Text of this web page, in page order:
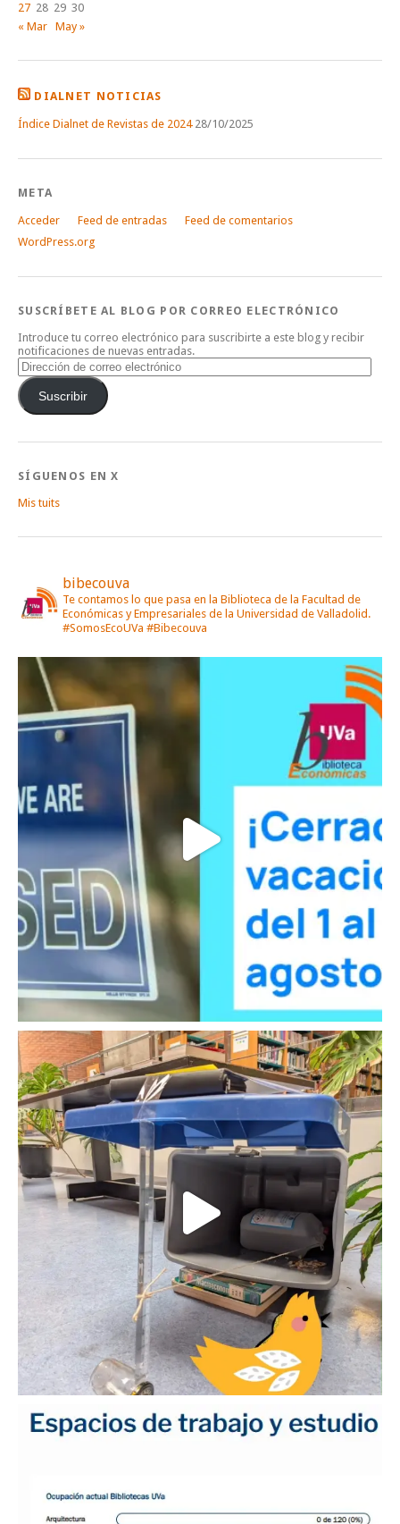
27 28 29 30
« Mar May »
DIALNET NOTICIAS
Índice Dialnet de Revistas de 2024 28/10/2025
META
Acceder Feed de entradas
Feed de comentarios
WordPress.org
SUSCRÍBETE AL BLOG POR CORREO ELECTRÓNICO
Introduce tu correo electrónico para suscribirte a este blog y recibir
notificaciones de nuevas entradas.
Dirección
de
correo
electrónico
Suscribir
SÍGUENOS EN X
Mis tuits
bibecouva
Te contamos lo que pasa en la Biblioteca de la Facultad de
Económicas y Empresariales de la Universidad de Valladolid.
#SomosEcoUVa #Bibecouva